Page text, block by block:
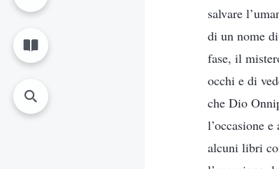
salvare
di un nome
fase, il
occhi e di
che Dio
l’occasione
alcuni libri